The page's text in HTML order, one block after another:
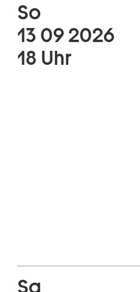
So
13 09 2026
18 Uhr
Sa